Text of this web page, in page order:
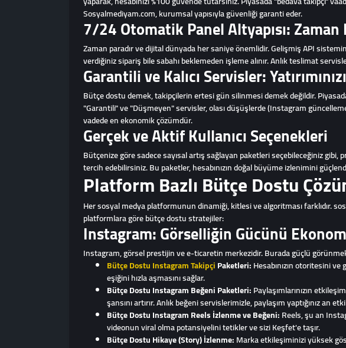
Sosyalmediyam.com, kurumsal yapısıyla güvenliği garanti eder.
7/24 Otomatik Panel Altyapısı: Zaman
Zaman paradır ve dijital dünyada her saniye önemlidir. Gelişmiş API
verdiğiniz sipariş bile sabahı beklemeden işleme alınır. Anlık teslimat
Garantili ve Kalıcı Servisler:
Bütçe dostu demek, takipçilerin ertesi gün silinmesi demek değildir.
"Garantili" ve "Düşmeyen" servisler, olası düşüşlerde (Instagram
vadede en ekonomik çözümdür.
Gerçek ve Aktif Kullanıcı Seçenekleri
Bütçenize göre sadece sayısal artış sağlayan paketleri seçebileceğiniz
tercih edebilirsiniz. Bu paketler, hesabınızın doğal büyüme izlenimini
Platform Bazlı Bütçe Dostu
Her sosyal medya platformunun dinamiği, kitlesi ve algoritması farklıdır.
platformlara göre bütçe dostu stratejiler:
Instagram: Görselliğin Gücünü
Instagram, görsel prestijin ve e-ticaretin merkezidir. Burada güçlü
Bütçe Dostu Instagram TakipçiPaketleri:Hesabınızın otoritesini
eşiğini hızla aşmasını sağlar.
Bütçe Dostu Instagram Beğeni Paketleri:Paylaşımlarınızın
şansını artırır. Anlık beğeni servislerimizle, paylaşım yaptığınız an
Bütçe Dostu Instagram Reels İzlenme ve Beğeni:Reels, şu an
videonun viral olma potansiyelini tetikler ve sizi Keşfet'e taşır.
Bütçe Dostu Hikaye (Story) İzlenme:Marka etkileşiminizi yüksek